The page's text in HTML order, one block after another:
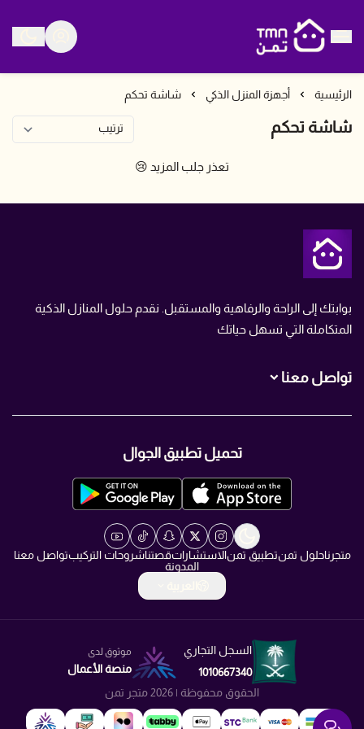
متجر تمن
الرئيسية أجهزة المنزل الذكي شاشة تحكم
شاشة تحكم
تعذر جلب المزيد 😢
بوابتك إلى الراحة والرفاهية والمستقبل. نقدم حلول المنازل الذكية
المتكاملة التي تسهل حياتك
تواصل معنا
info@TMN.sa
https://t.me/TMN_smart
تحميل تطبيق الجوال
متجرناحلول تمنتطبيق تمنالاستشاراتقصتناشروحات التركيبتواصل معنا
المدونة
السجل التجاري
1010667340
موثوق لدى
منصة الأعمال
الحقوق محفوظة | 2026
متجر تمن